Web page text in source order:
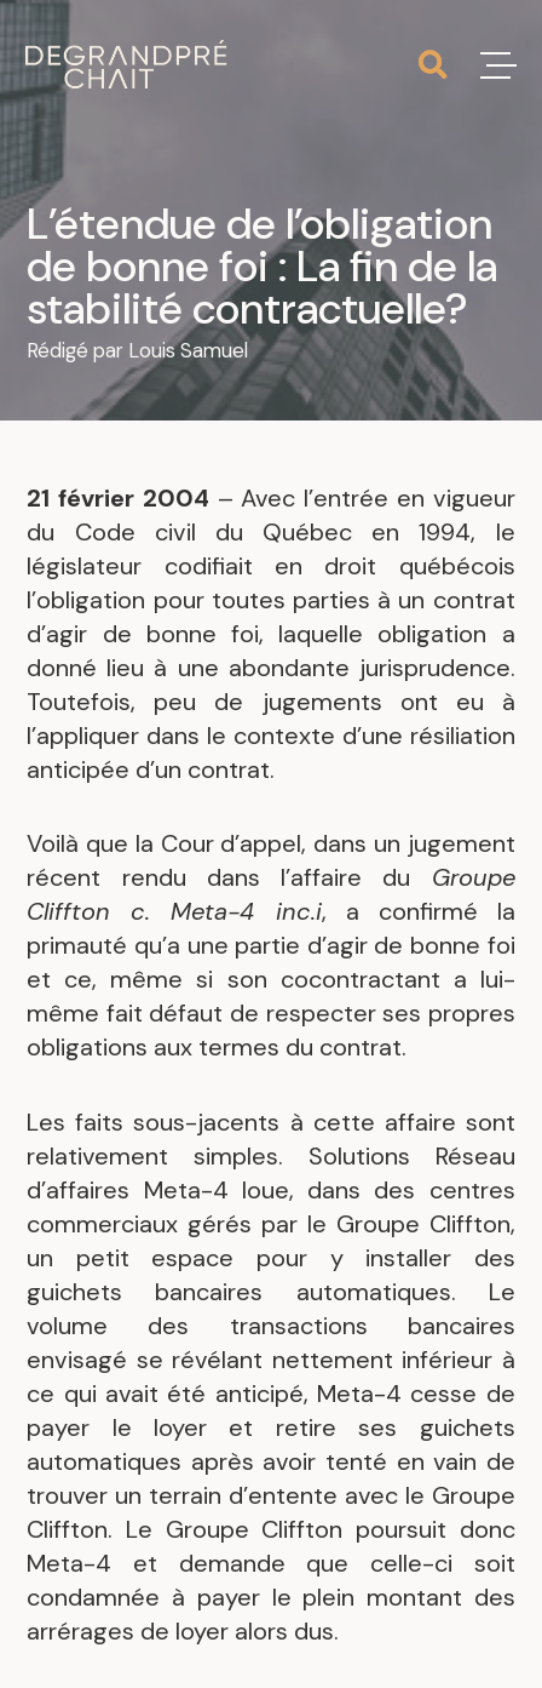
L’étendue de l’obligation
de bonne foi : La fin de la
stabilité contractuelle?
Rédigé par Louis Samuel
21 février 2004 – Avec l’entrée en vigueur
du Code civil du Québec en 1994, le
législateur codifiait en droit québécois
l’obligation pour toutes parties à un contrat
d’agir de bonne foi, laquelle obligation a
donné lieu à une abondante jurisprudence.
Toutefois, peu de jugements ont eu à
l’appliquer dans le contexte d’une résiliation
anticipée d’un contrat.
Voilà que la Cour d’appel, dans un jugement
récent rendu dans l’affaire du Groupe
Cliffton c. Meta-4 inc.i, a confirmé la
primauté qu’a une partie d’agir de bonne foi
et ce, même si son cocontractant a lui-
même fait défaut de respecter ses propres
obligations aux termes du contrat.
Les faits sous-jacents à cette affaire sont
relativement simples. Solutions Réseau
d’affaires Meta-4 loue, dans des centres
commerciaux gérés par le Groupe Cliffton,
un petit espace pour y installer des
guichets bancaires automatiques. Le
volume des transactions bancaires
envisagé se révélant nettement inférieur à
ce qui avait été anticipé, Meta-4 cesse de
payer le loyer et retire ses guichets
automatiques après avoir tenté en vain de
trouver un terrain d’entente avec le Groupe
Cliffton. Le Groupe Cliffton poursuit donc
Meta-4 et demande que celle-ci soit
condamnée à payer le plein montant des
arrérages de loyer alors dus.